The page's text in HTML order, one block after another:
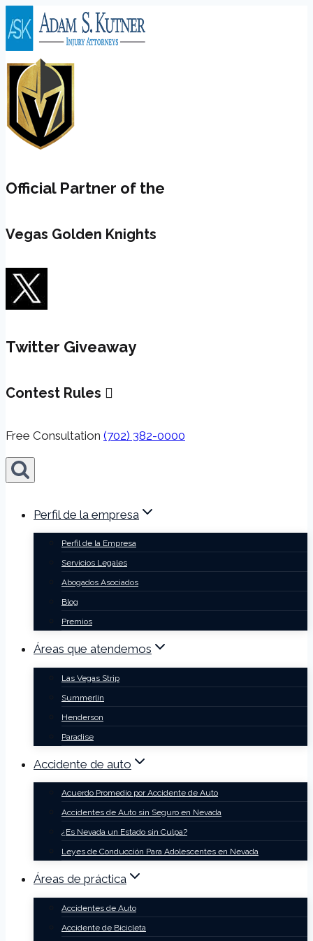
to
content
Official Partner of the
Vegas Golden Knights
Twitter Giveaway
Contest Rules
Free Consultation (702) 382-0000
Perfil de la empresa
Perfil de la Empresa
Servicios Legales
Abogados Asociados
Blog
Premios
Áreas que atendemos
Las Vegas Strip
Summerlin
Henderson
Paradise
Accidente de auto
Acuerdo Promedio por Accidente de Auto
Accidentes de Auto sin Seguro en Nevada
¿Es Nevada un Estado sin Culpa?
Leyes de Conducción Para Adolescentes en Nevada
Áreas de práctica
Accidentes de Auto
Accidente de Bicicleta